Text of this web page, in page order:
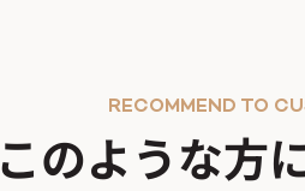
このような方
RECOMMEND TO